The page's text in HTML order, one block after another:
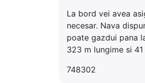
La bord vei avea
necesar. Nava
poate gazdui pana
323 m lungime si
748302